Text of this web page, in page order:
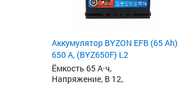
Аккумулятор BYZON EFB (65 Ah)
650 А, (BYZ650F) L2
Ёмкость 65 А·ч,
Напряжение, В 12,